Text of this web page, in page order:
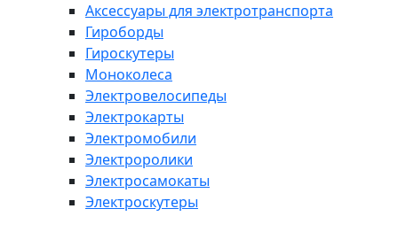
Аксессуары для электротранспорта
Гироборды
Гироскутеры
Моноколеса
Электровелосипеды
Электрокарты
Электромобили
Электроролики
Электросамокаты
Электроскутеры